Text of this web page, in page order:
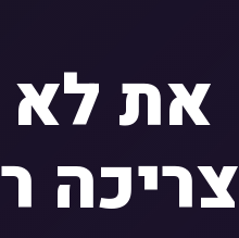
את לא
צריכה